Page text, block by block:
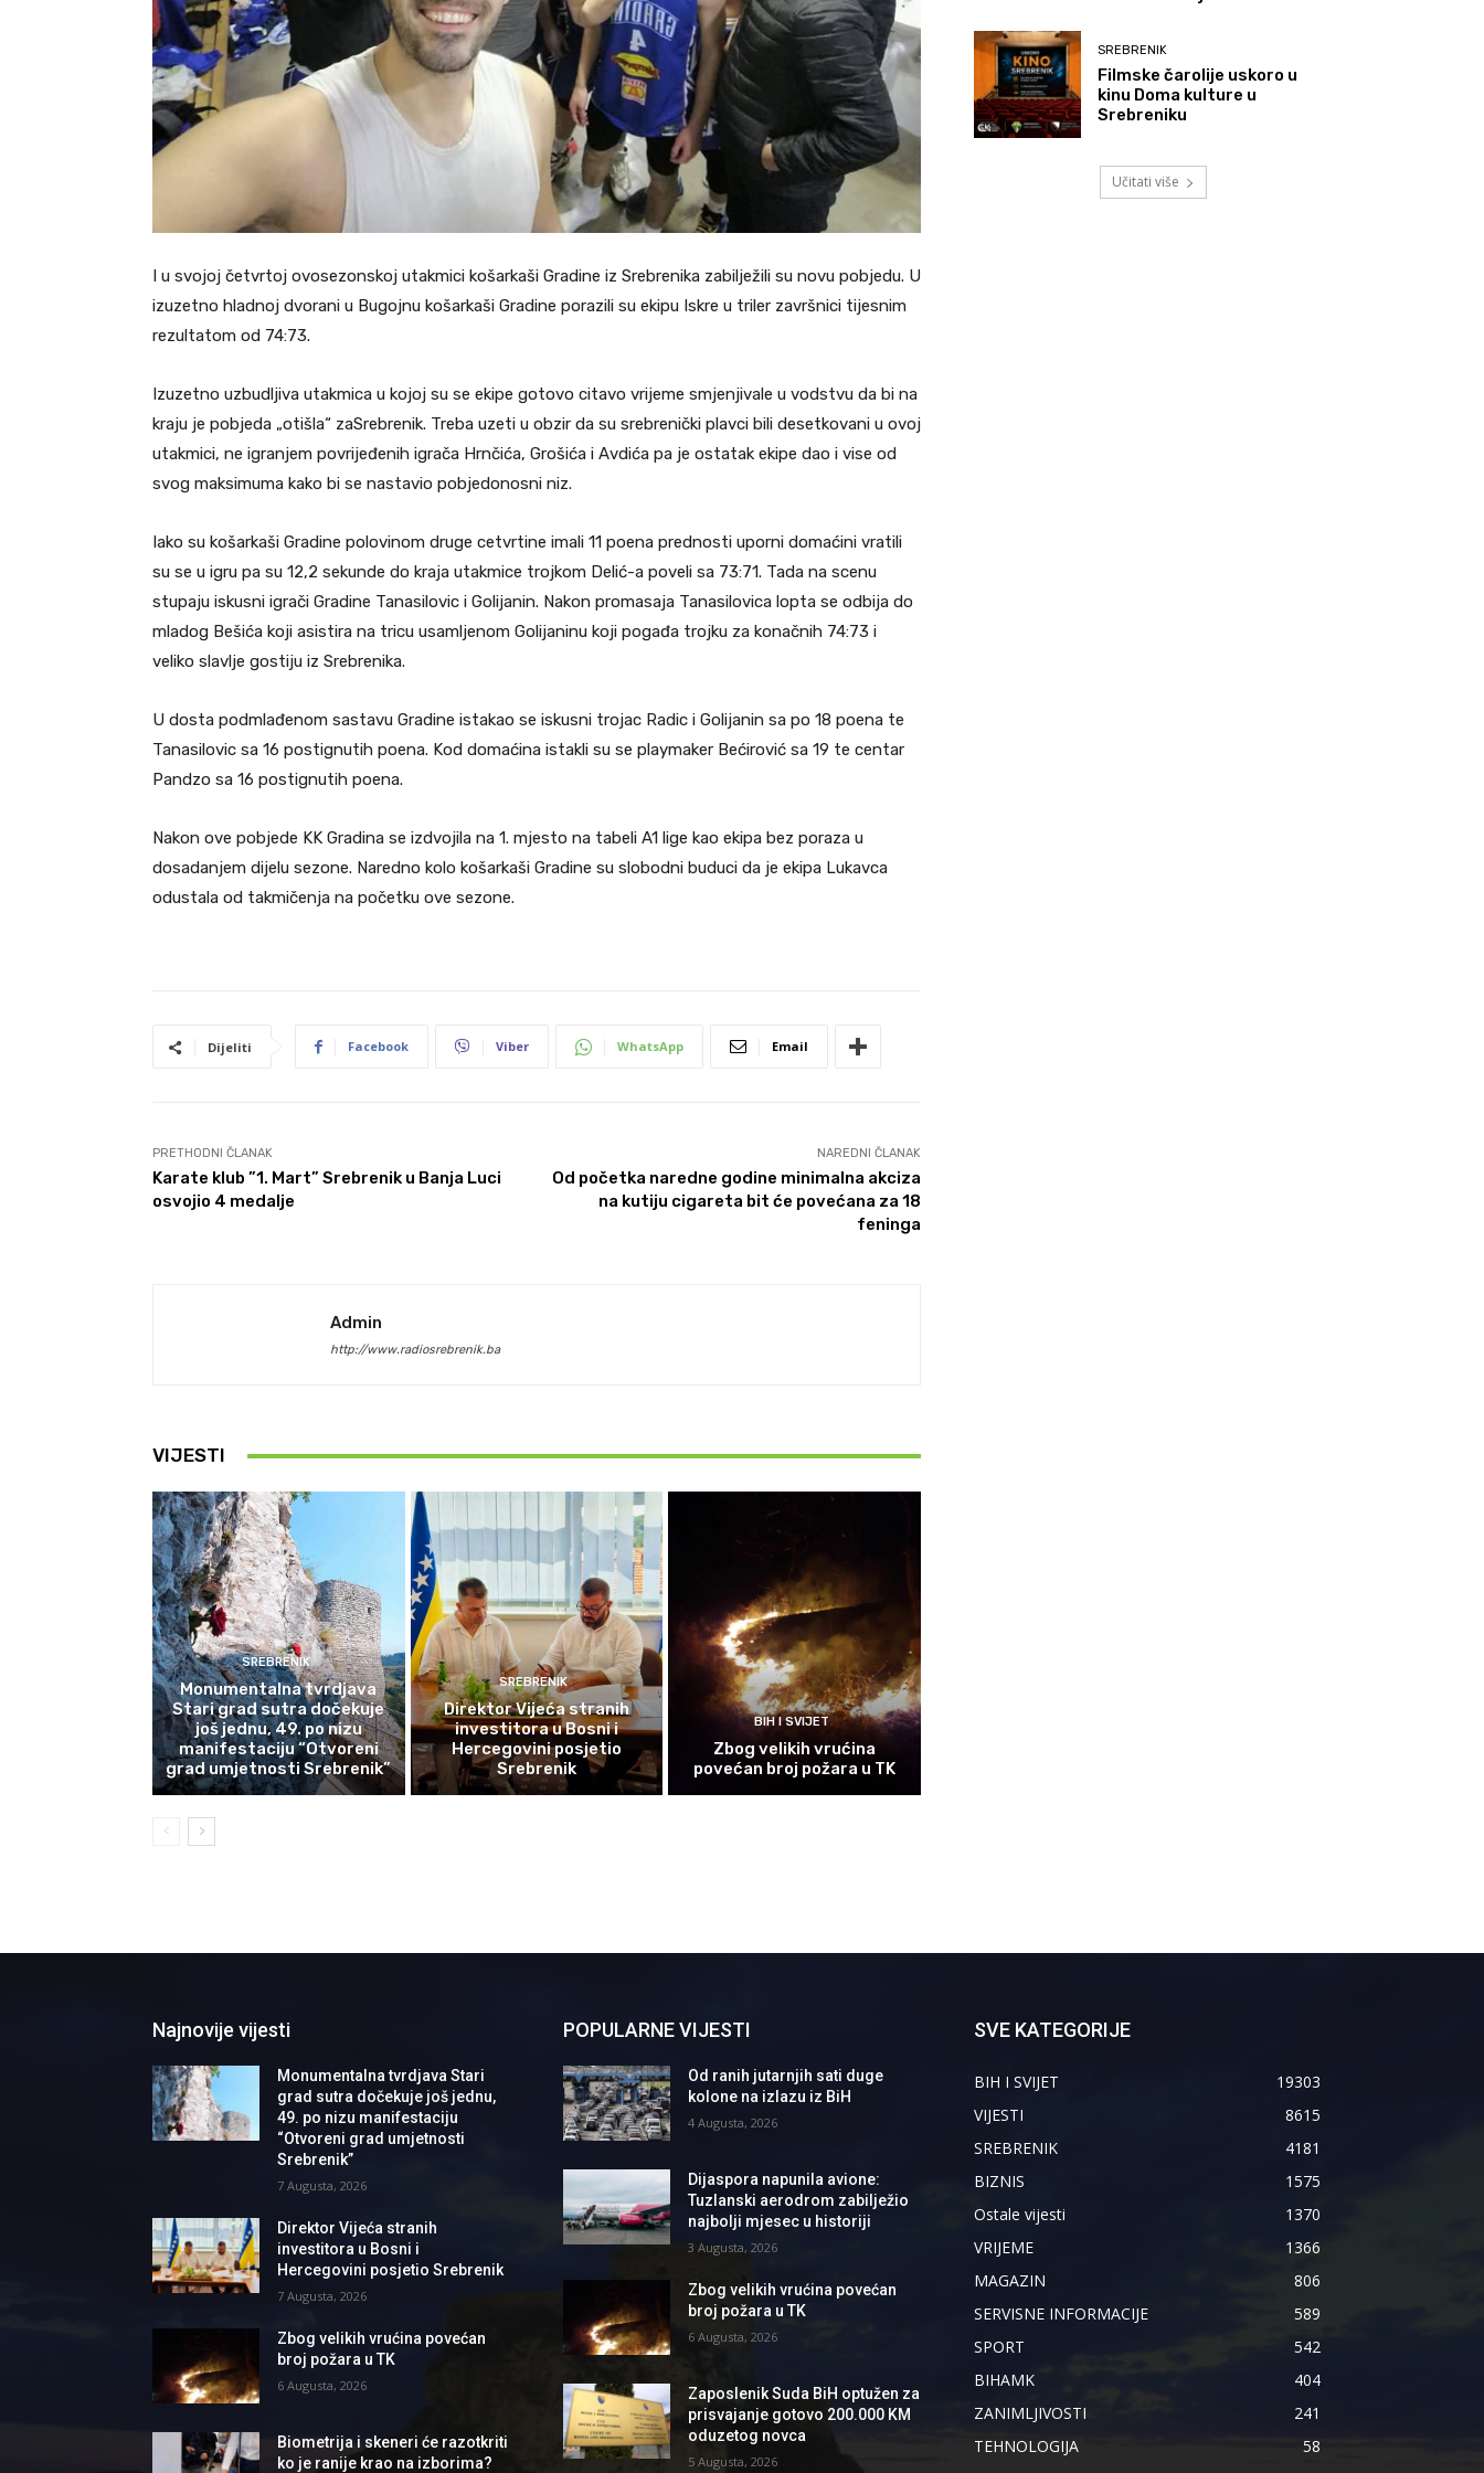
I u svojoj četvrtoj ovosezonskoj utakmici košarkaši Gradine iz Srebrenika zabilježili su novu pobjedu. U
izuzetno hladnoj dvorani u Bugojnu košarkaši Gradine porazili su ekipu Iskre u triler završnici tijesnim
rezultatom od 74:73.
Izuzetno uzbudljiva utakmica u kojoj su se ekipe gotovo citavo vrijeme smjenjivale u vodstvu da bi na
kraju je pobjeda „otišla“ zaSrebrenik. Treba uzeti u obzir da su srebrenički plavci bili desetkovani u ovoj
utakmici, ne igranjem povrijeđenih igrača Hrnčića, Grošića i Avdića pa je ostatak ekipe dao i vise od
svog maksimuma kako bi se nastavio pobjedonosni niz.
Iako su košarkaši Gradine polovinom druge cetvrtine imali 11 poena prednosti uporni domaćini vratili
su se u igru pa su 12,2 sekunde do kraja utakmice trojkom Delić-a poveli sa 73:71. Tada na scenu
stupaju iskusni igrači Gradine Tanasilovic i Golijanin. Nakon promasaja Tanasilovica lopta se odbija do
mladog Bešića koji asistira na tricu usamljenom Golijaninu koji pogađa trojku za konačnih 74:73 i
veliko slavlje gostiju iz Srebrenika.
U dosta podmlađenom sastavu Gradine istakao se iskusni trojac Radic i Golijanin sa po 18 poena te
Tanasilovic sa 16 postignutih poena. Kod domaćina istakli su se playmaker Bećirović sa 19 te centar
Pandzo sa 16 postignutih poena.
Nakon ove pobjede KK Gradina se izdvojila na 1. mjesto na tabeli A1 lige kao ekipa bez poraza u
dosadanjem dijelu sezone. Naredno kolo košarkaši Gradine su slobodni buduci da je ekipa Lukavca
odustala od takmičenja na početku ove sezone.
Dijeliti Facebook Viber WhatsApp Email
PRETHODNI ČLANAK
Karate klub ”1. Mart” Srebrenik u Banja Luci
osvojio 4 medalje
NAREDNI ČLANAK
Od početka naredne godine minimalna akciza
na kutiju cigareta bit će povećana za 18
feninga
Admin
http://www.radiosrebrenik.ba
VIJESTI
SREBRENIK
Monumentalna tvrdjava
Stari grad sutra dočekuje
još jednu, 49. po nizu
manifestaciju “Otvoreni
grad umjetnosti Srebrenik”
SREBRENIK
Direktor Vijeća stranih
investitora u Bosni i
Hercegovini posjetio
Srebrenik
BIH I SVIJET
Zbog velikih vrućina
povećan broj požara u TK
SREBRENIK
Filmske čarolije uskoro u
kinu Doma kulture u
Srebreniku
Učitati više
Najnovije vijesti
Monumentalna tvrdjava Stari
grad sutra dočekuje još jednu,
49. po nizu manifestaciju
“Otvoreni grad umjetnosti
Srebrenik”
7 Augusta, 2026
Direktor Vijeća stranih
investitora u Bosni i
Hercegovini posjetio Srebrenik
7 Augusta, 2026
Zbog velikih vrućina povećan
broj požara u TK
6 Augusta, 2026
Biometrija i skeneri će razotkriti
ko je ranije krao na izborima?
POPULARNE VIJESTI
Od ranih jutarnjih sati duge
kolone na izlazu iz BiH
4 Augusta, 2026
Dijaspora napunila avione:
Tuzlanski aerodrom zabilježio
najbolji mjesec u historiji
3 Augusta, 2026
Zbog velikih vrućina povećan
broj požara u TK
6 Augusta, 2026
Zaposlenik Suda BiH optužen za
prisvajanje gotovo 200.000 KM
oduzetog novca
5 Augusta, 2026
SVE KATEGORIJE
BIH I SVIJET
19303
VIJESTI
8615
SREBRENIK
4181
BIZNIS
1575
Ostale vijesti
1370
VRIJEME
1366
MAGAZIN
806
SERVISNE INFORMACIJE
589
SPORT
542
BIHAMK
404
ZANIMLJIVOSTI
241
TEHNOLOGIJA
58